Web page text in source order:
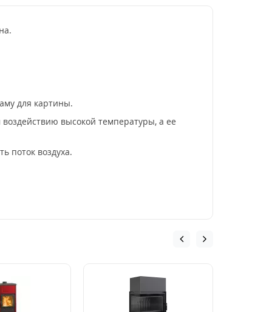
для картины.
высокой температуры, а ее
поток воздуха.